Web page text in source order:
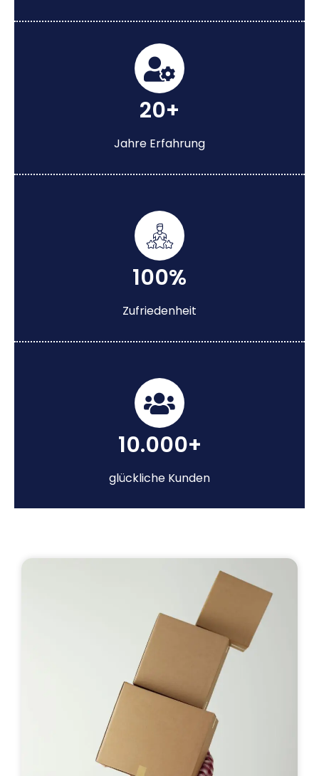
20+
Jahre Erfahrung
100%
Zufriedenheit
10.000+
glückliche Kunden